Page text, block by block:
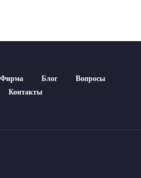
Фирма Блог
Вопросы
Контакты